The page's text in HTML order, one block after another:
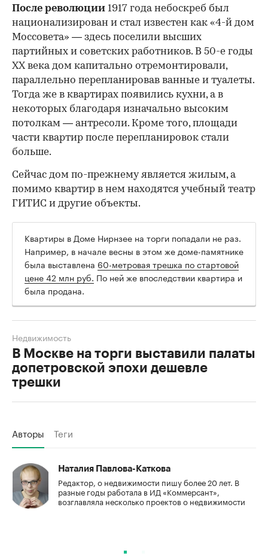
После революции 1917 года небоскреб был
национализирован и стал известен как «4-й дом
Моссовета» — здесь поселили высших
партийных и советских работников. В 50-е годы
ХХ века дом капитально отремонтировали,
параллельно перепланировав ванные и туалеты.
Тогда же в квартирах появились кухни, а в
некоторых благодаря изначально высоким
потолкам — антресоли. Кроме того, площади
части квартир после перепланировок стали
больше.
Сейчас дом по-прежнему является жилым, а
помимо квартир в нем находятся учебный театр
ГИТИС и другие объекты.
Квартиры в Доме Нирнзее на торги попадали не раз.
Например, в начале весны в этом же доме-памятнике
была выставлена 60-метровая трешка по стартовой
цене 42 млн руб. По ней же впоследствии квартира и
была продана.
В Москве на торги выставили палаты
допетровской эпохи дешевле
трешки
Недвижимость
Авторы Теги
Наталия Павлова-Каткова
Редактор, о недвижимости пишу более 20 лет. В
разные годы работала в ИД «Коммерсант»,
возглавляла несколько проектов о недвижимости